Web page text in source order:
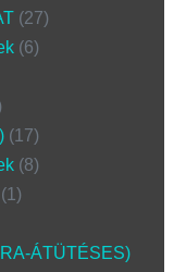
27
6
17
8
1
ÁTÜTÉSES)